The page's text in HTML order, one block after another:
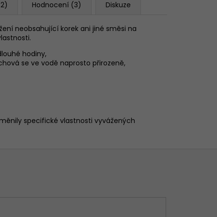
Hodnocení (3) Diskuze
neobsahující korek ani jiné směsi na
hodiny,
se ve vodě naprosto přirozeně,
specifické vlastnosti vyvážených